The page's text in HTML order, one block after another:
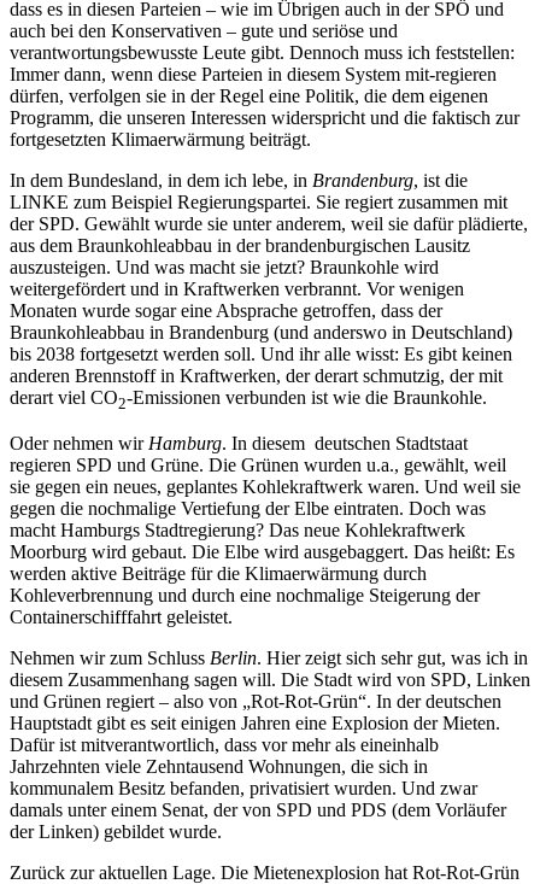
dass es in diesen Parteien – wie im Übrigen auch in der SPÖ und
auch bei den Konservativen – gute und seriöse und
verantwortungsbewusste Leute gibt. Dennoch muss ich feststellen:
Immer dann, wenn diese Parteien in diesem System mit-regieren
dürfen, verfolgen sie in der Regel eine Politik, die dem eigenen
Programm, die unseren Interessen widerspricht und die faktisch zur
fortgesetzten Klimaerwärmung beiträgt.
In dem Bundesland, in dem ich lebe, in Brandenburg, ist die
LINKE zum Beispiel Regierungspartei. Sie regiert zusammen mit
der SPD. Gewählt wurde sie unter anderem, weil sie dafür plädierte,
aus dem Braunkohleabbau in der brandenburgischen Lausitz
auszusteigen. Und was macht sie jetzt? Braunkohle wird
weitergefördert und in Kraftwerken verbrannt. Vor wenigen
Monaten wurde sogar eine Absprache getroffen, dass der
Braunkohleabbau in Brandenburg (und anderswo in Deutschland)
bis 2038 fortgesetzt werden soll. Und ihr alle wisst: Es gibt keinen
anderen Brennstoff in Kraftwerken, der derart schmutzig, der mit
derart viel CO2-Emissionen verbunden ist wie die Braunkohle.
Oder nehmen wir Hamburg. In diesem deutschen Stadtstaat
regieren SPD und Grüne. Die Grünen wurden u.a., gewählt, weil
sie gegen ein neues, geplantes Kohlekraftwerk waren. Und weil sie
gegen die nochmalige Vertiefung der Elbe eintraten. Doch was
macht Hamburgs Stadtregierung? Das neue Kohlekraftwerk
Moorburg wird gebaut. Die Elbe wird ausgebaggert. Das heißt: Es
werden aktive Beiträge für die Klimaerwärmung durch
Kohleverbrennung und durch eine nochmalige Steigerung der
Containerschifffahrt geleistet.
Nehmen wir zum Schluss Berlin. Hier zeigt sich sehr gut, was ich in
diesem Zusammenhang sagen will. Die Stadt wird von SPD, Linken
und Grünen regiert – also von „Rot-Rot-Grün“. In der deutschen
Hauptstadt gibt es seit einigen Jahren eine Explosion der Mieten.
Dafür ist mitverantwortlich, dass vor mehr als eineinhalb
Jahrzehnten viele Zehntausend Wohnungen, die sich in
kommunalem Besitz befanden, privatisiert wurden. Und zwar
damals unter einem Senat, der von SPD und PDS (dem Vorläufer
der Linken) gebildet wurde.
Zurück zur aktuellen Lage. Die Mietenexplosion hat Rot-Rot-Grün